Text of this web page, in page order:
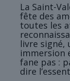
La Saint-
fête des
toutes les
livre signé,
immersion
fane pas :
dire